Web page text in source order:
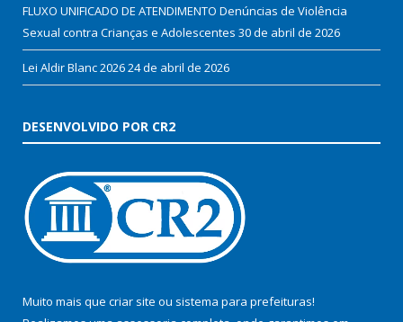
FLUXO UNIFICADO DE ATENDIMENTO Denúncias de Violência
Sexual contra Crianças e Adolescentes 30 de abril de 2026
Lei Aldir Blanc 202624 de abril de 2026
DESENVOLVIDO POR CR2
Muito mais que criar site ou sistema para prefeituras!